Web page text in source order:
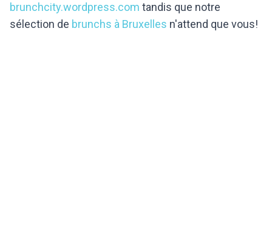
brunchcity.wordpress.com tandis que notre
sélection de brunchs à Bruxelles n'attend que vous!